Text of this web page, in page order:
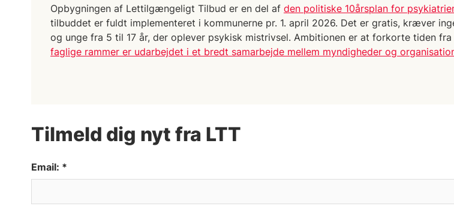
Opbygningen af Lettilgængeligt Tilbud er en del af den politiske 10årsplan for
tilbuddet er fuldt implementeret i kommunerne pr. 1. april 2026. Det er gratis, kræver
og unge fra 5 til 17 år, der oplever psykisk mistrivsel. Ambitionen er at forkorte tiden
faglige rammer er udarbejdet i et bredt samarbejde mellem myndigheder og
Tilmeld dig nyt fra LTT
Email: *